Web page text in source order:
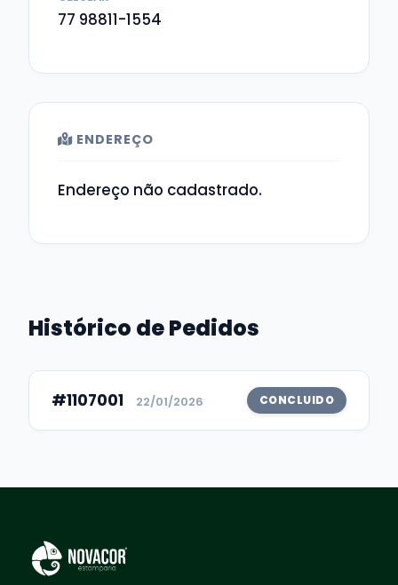
77 98811-1554
ENDEREÇO
Endereço não cadastrado.
Histórico de Pedidos
#1107001 22/01/2026 CONCLUIDO